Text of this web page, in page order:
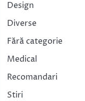
Design
Diverse
Fără categorie
Medical
Recomandari
Stiri